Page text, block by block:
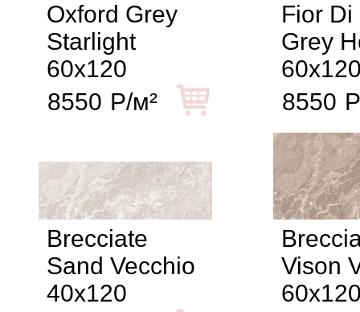
Oxford Grey
Starlight
60x120
8550 Р/м²
Fior Di
Grey
8550
Brecciate
Sand Vecchio
40x120
Vison